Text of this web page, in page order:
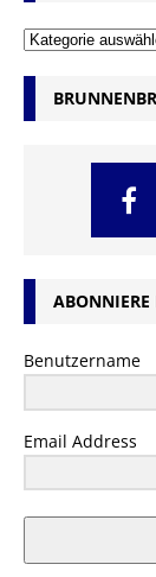
ABONNIERE
Benutzername
Email Address